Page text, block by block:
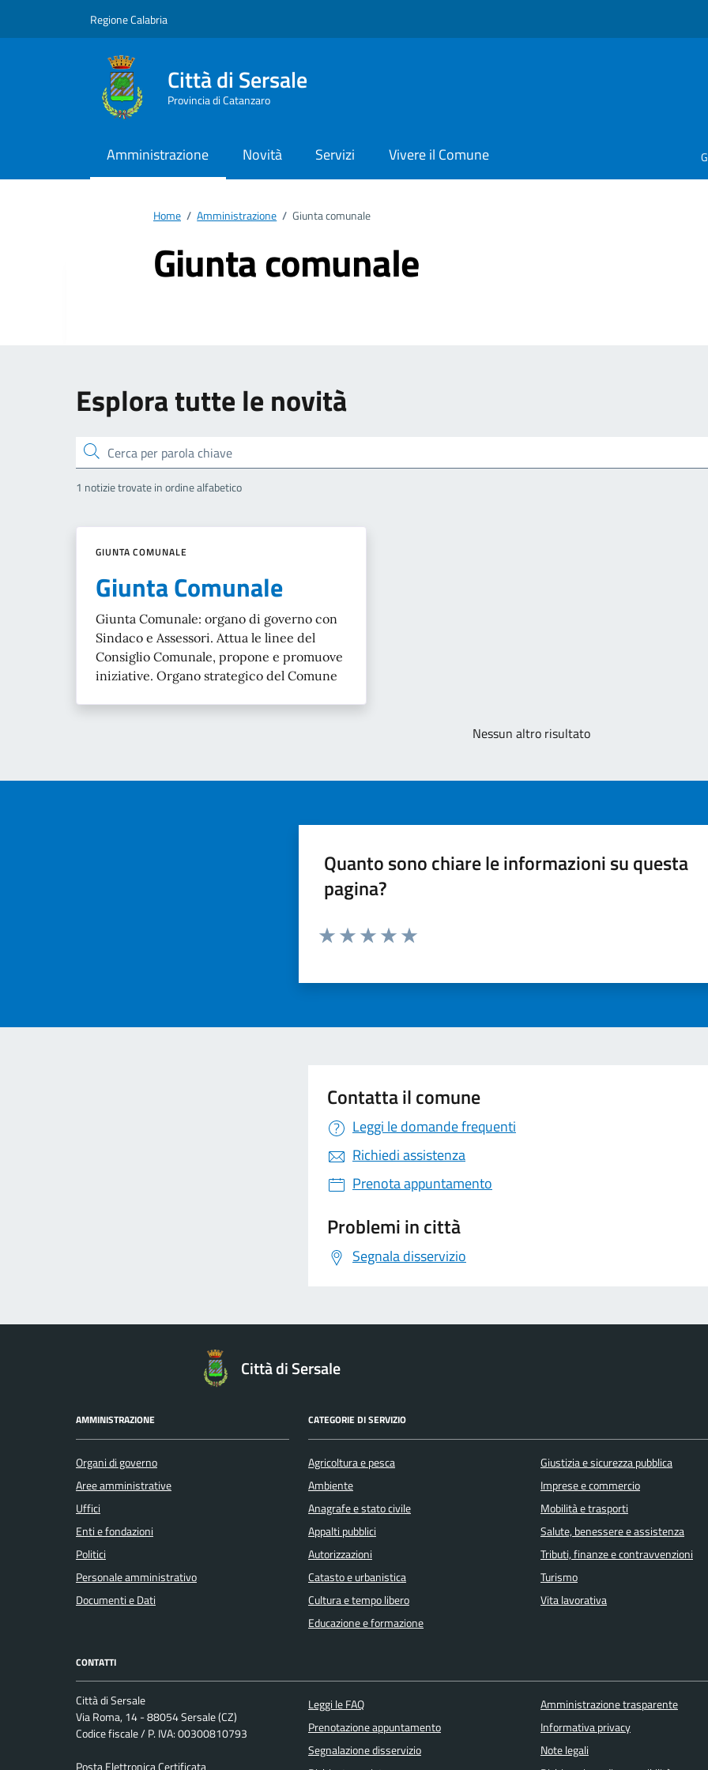
Regione Calabria
Città di Sersale
Provincia di Catanzaro
Amministrazione Novità Servizi Vivere il Comune
Home / Amministrazione / Giunta comunale
Giunta comunale
Esplora tutte le novità
Cerca
1 notizie trovate in ordine alfabetico
GIUNTA COMUNALE
Giunta Comunale
Giunta Comunale: organo di governo con
Sindaco e Assessori. Attua le linee del
Consiglio Comunale, propone e promuove
iniziative. Organo strategico del Comune
Nessun altro risultato
Quanto sono chiare le informazioni su questa
pagina?
Contatta il comune
Leggi le domande frequenti
Richiedi assistenza
Prenota appuntamento
Problemi in città
Segnala disservizio
Città di Sersale
AMMINISTRAZIONE
Organi di governo
Aree amministrative
Uffici
Enti e fondazioni
Politici
Personale amministrativo
Documenti e Dati
CATEGORIE DI SERVIZIO
Agricoltura e pesca
Ambiente
Anagrafe e stato civile
Appalti pubblici
Autorizzazioni
Catasto e urbanistica
Cultura e tempo libero
Educazione e formazione
Giustizia e sicurezza pubblica
Imprese e commercio
Mobilità e trasporti
Salute, benessere e assistenza
Tributi, finanze e contravvenzioni
Turismo
Vita lavorativa
CONTATTI
Città di Sersale
Via Roma, 14 - 88054 Sersale (CZ)
Codice fiscale / P. IVA: 00300810793
Leggi le FAQ
Prenotazione appuntamento
Segnalazione disservizio
Amministrazione trasparente
Informativa privacy
Note legali